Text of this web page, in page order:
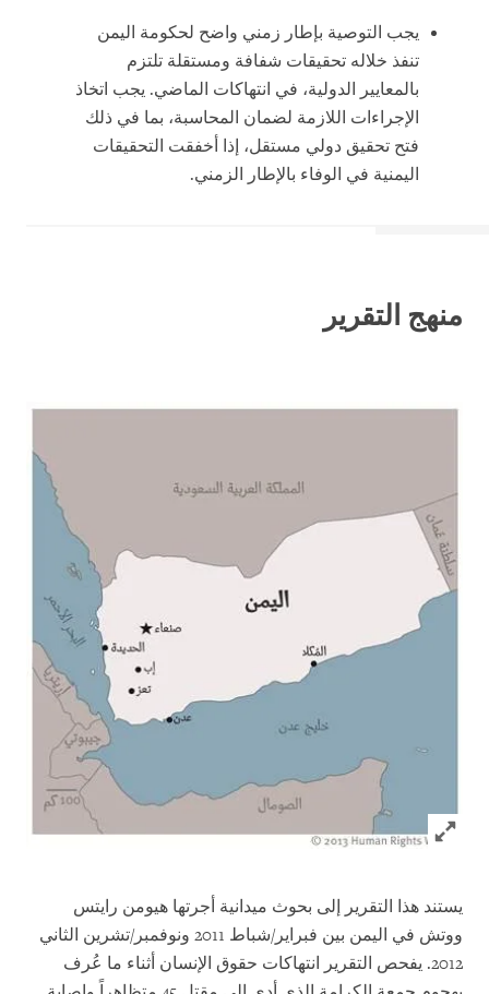
يجب التوصية بإطار زمني واضح لحكومة اليمن
تنفذ خلاله تحقيقات شفافة ومستقلة تلتزم
بالمعايير الدولية، في انتهاكات الماضي. يجب اتخاذ
الإجراءات اللازمة لضمان المحاسبة، بما في ذلك
فتح تحقيق دولي مستقل، إذا أخفقت التحقيقات
اليمنية في الوفاء بالإطار الزمني.
منهج التقرير
Click to expand Image
يستند هذا التقرير إلى بحوث ميدانية أجرتها هيومن رايتس
ووتش في اليمن بين فبراير/شباط 2011 ونوفمبر/تشرين الثاني
2012. يفحص التقرير انتهاكات حقوق الإنسان أثناء ما عُرف